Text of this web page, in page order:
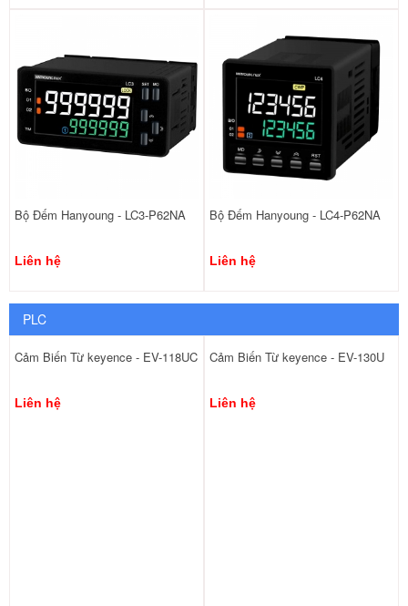
Bộ Đếm Hanyoung - LC3-P62NA
Liên hệ
Bộ Đếm Hanyoung - LC4-P62NA
Liên hệ
PLC
Cảm Biến Từ keyence - EV-118UC
Liên hệ
Cảm Biến Từ keyence - EV-130U
Liên hệ